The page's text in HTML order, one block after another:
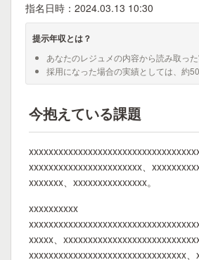
指名日時：2024.03.13 10:30
提示年収とは？
あなたのレジュメの内容から読み取っ
採用になった場合の実績としては、約
今抱えている課題
xxxxxxxxxxxxxxxxxxxxxxx、
xxxxxxx、xxxxxxxxxxxxxxx。
xxxxxxxxxx
xxxxx、
xxxxxxxxxxxxxxxxxxxxxxxxxxxxxxxx